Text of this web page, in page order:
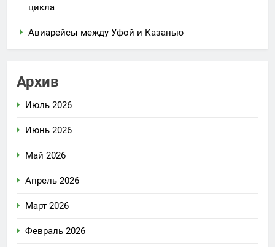
цикла
Авиарейсы между Уфой и Казанью
Архив
Июль 2026
Июнь 2026
Май 2026
Апрель 2026
Март 2026
Февраль 2026